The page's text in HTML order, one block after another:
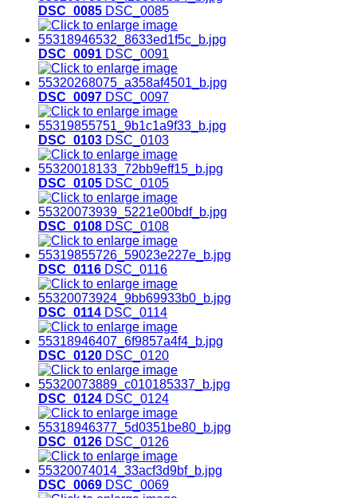
DSC_0085 DSC_0085
DSC_0091 DSC_0091
DSC_0097 DSC_0097
DSC_0103 DSC_0103
DSC_0105 DSC_0105
DSC_0108 DSC_0108
DSC_0116 DSC_0116
DSC_0114 DSC_0114
DSC_0120 DSC_0120
DSC_0124 DSC_0124
DSC_0126 DSC_0126
DSC_0069 DSC_0069